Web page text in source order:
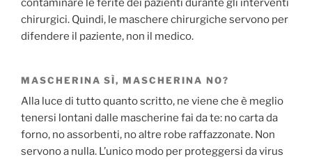
contaminare le ferite dei pazienti durante gli interventi
chirurgici. Quindi, le maschere chirurgiche servono per
difendere il paziente, non il medico.
MASCHERINA SÌ, MASCHERINA NO?
Alla luce di tutto quanto scritto, ne viene che è meglio
tenersi lontani dalle mascherine fai da te: no carta da
forno, no assorbenti, no altre robe raffazzonate. Non
servono a nulla. L’unico modo per proteggersi da virus